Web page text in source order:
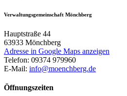
Verwaltungsgemeinschaft Mönchberg
Hauptstraße 44
63933 Mönchberg
Adresse in Google Maps anzeigen
Telefon: 09374 979960
E-Mail: info@moenchberg.de
Öffnungszeiten